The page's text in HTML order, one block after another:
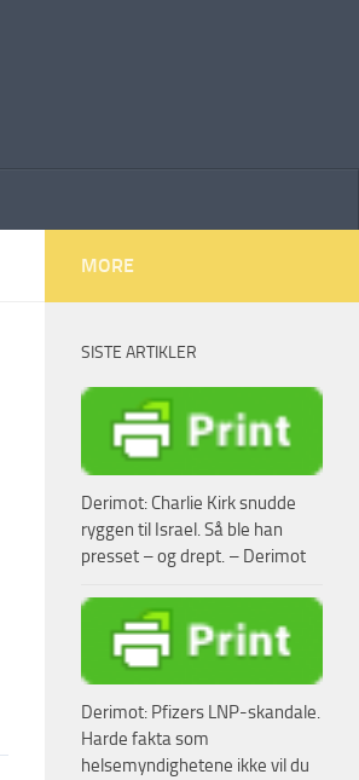
MORE
SISTE ARTIKLER
Derimot: Charlie Kirk snudde
ryggen til Israel. Så ble han
presset – og drept. – Derimot
Derimot: Pfizers LNP-skandale.
Harde fakta som
helsemyndighetene ikke vil du